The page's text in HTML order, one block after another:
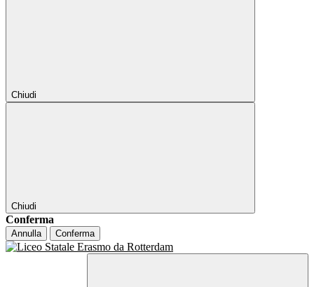
Chiudi
Chiudi
Conferma
Annulla Conferma